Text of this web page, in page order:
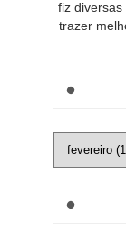
fiz
trazer